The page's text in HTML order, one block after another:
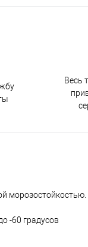
Весь
морозостойкостью.
-60 градусов